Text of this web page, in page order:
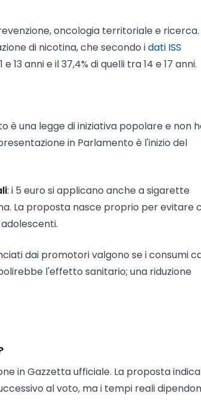
oncologia territoriale e
di nicotina, che secondo idati ISS
13 anni e il 37,4% di quelli tra 14 e 17 anni.
è una legge di iniziativa popolare e non
in Parlamento è l'inizio del
: i 5 euro si applicano anche a sigarette
La proposta nasce proprio per evitare
dai promotori valgono se i consumi
l'effetto sanitario; una riduzione
in Gazzetta ufficiale. La proposta indica
al voto, ma i tempi reali